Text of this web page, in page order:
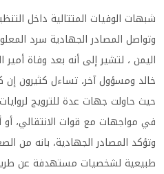
شبهات الوفيات المتتالية داخل
وتواصل المصادر الجهادية سرد
اليمن ، لتشير إلى أنه بعد وفاة
خالد ومسؤول آخر، تساءل كثيرون
حيث حاولت جهات عدة للترويج
في مواجهات مع قوات الانتقالي، أو
وتؤكد المصادر الجهادية، بانه من
طبيعية لشخصيات مستهدفة عن